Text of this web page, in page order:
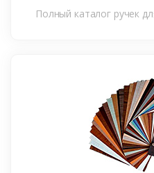
Полный каталог ручек